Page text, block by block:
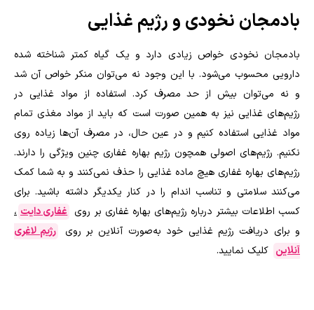
بادمجان نخودی و رژیم غذایی
بادمجان نخودی خواص زیادی دارد و یک گیاه کمتر شناخته شده
دارویی محسوب می‌شود. با این وجود نه ‌می‌توان منکر خواص آن شد
و نه می‌توان بیش از حد مصرف کرد. استفاده از مواد غذایی در
رژیم‌های غذایی نیز به همین صورت است که باید از مواد مغذی تمام
مواد غذایی استفاده کنیم و در عین حال، در مصرف آن‌ها زیاده روی
نکنیم. رژیم‌های اصولی همچون رژیم بهاره غفاری چنین ویژگی را دارند.
رژیم‌های بهاره غفاری هیچ ماده غذایی را حذف نمی‌کنند و به شما کمک
می‌کنند سلامتی و تناسب اندام را در کنار یکدیگر داشته باشید. برای
کسب اطلاعات بیشتر درباره رژیم‌های بهاره غفاری بر روی غفاری دایت ،
و برای دریافت رژیم غذایی خود به‌صورت آنلاین بر روی
رژیم لاغری
آنلاین کلیک نمایید.